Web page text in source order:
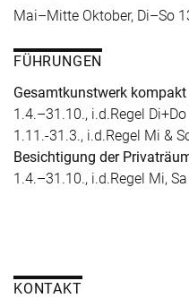
Mai–Mitte Oktober, Di–So
FÜHRUNGEN
Gesamtkunstwerk kompakt
1.4.–31.10., i.d.Regel
1.11.-31.3., i.d.Regel Mi &
Besichtigung der
1.4.–31.10., i.d.Regel Mi,
KONTAKT